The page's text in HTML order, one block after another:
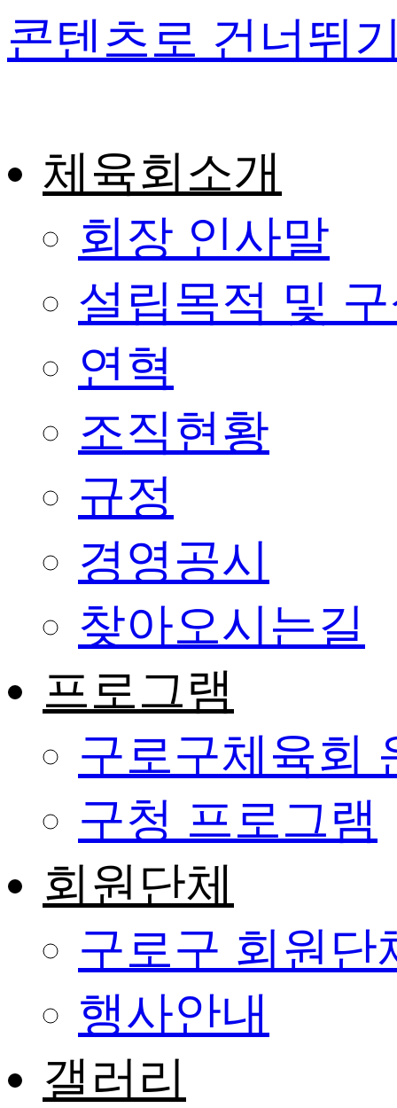
콘텐츠로 건너뛰
체육회소개
회장 인사말
설립목적 및
연혁
조직현황
규정
경영공시
찾아오시는길
프로그램
구로구체육회
구청 프로그램
회원단체
구로구 회원단
행사안내
갤러리